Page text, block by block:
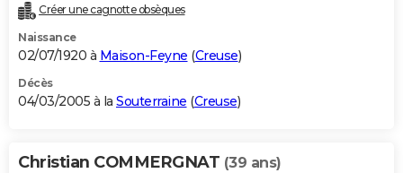
Créer une cagnotte obsèques
Naissance
02/07/1920 à Maison-Feyne (Creuse)
Décès
04/03/2005 à la Souterraine (Creuse)
Christian COMMERGNAT (39 ans)